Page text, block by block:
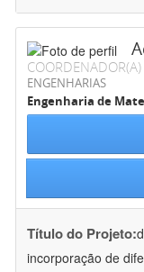
COORDENADOR(A)
ENGENHARIAS
Engenharia de
Título do Projeto:
incorporação de